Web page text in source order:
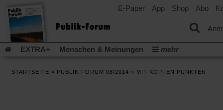
E-Paper App Shop Abo
EXTRA+ Menschen & Meinungen
mehr
STARTSEITE » PUBLIK-FORUM 08/2014 » MIT KÖPFEN PUNKTEN